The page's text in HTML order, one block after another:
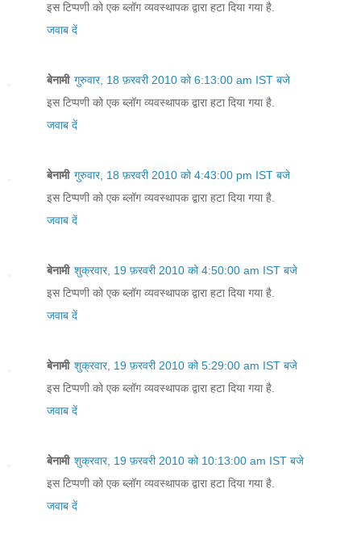
इस टिप्पणी को एक ब्लॉग व्यवस्थापक द्वारा हटा दिया गया है.
जवाब दें
बेनामी गुरुवार, 18 फ़रवरी 2010 को 6:13:00 am IST बजे
इस टिप्पणी को एक ब्लॉग व्यवस्थापक द्वारा हटा दिया गया है.
जवाब दें
बेनामी गुरुवार, 18 फ़रवरी 2010 को 4:43:00 pm IST बजे
इस टिप्पणी को एक ब्लॉग व्यवस्थापक द्वारा हटा दिया गया है.
जवाब दें
बेनामी शुक्रवार, 19 फ़रवरी 2010 को 4:50:00 am IST बजे
इस टिप्पणी को एक ब्लॉग व्यवस्थापक द्वारा हटा दिया गया है.
जवाब दें
बेनामी शुक्रवार, 19 फ़रवरी 2010 को 5:29:00 am IST बजे
इस टिप्पणी को एक ब्लॉग व्यवस्थापक द्वारा हटा दिया गया है.
जवाब दें
बेनामी शुक्रवार, 19 फ़रवरी 2010 को 10:13:00 am IST बजे
इस टिप्पणी को एक ब्लॉग व्यवस्थापक द्वारा हटा दिया गया है.
जवाब दें